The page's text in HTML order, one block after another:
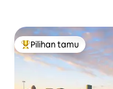
Pilihan tamu terpopuler
Pilihan tamu